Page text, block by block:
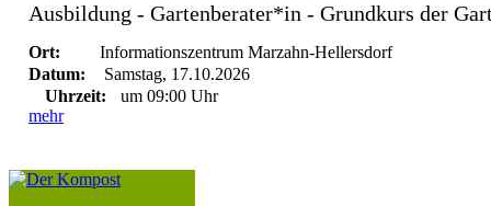
Ausbildung - Gartenberater*in - Grundkurs der
Ort:
Informationszentrum Marzahn-Hellersdorf
Datum:
Samstag, 17.10.2026
Uhrzeit:
um 09:00 Uhr
mehr